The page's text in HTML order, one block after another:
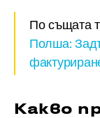
По същата
Полша:
Какво